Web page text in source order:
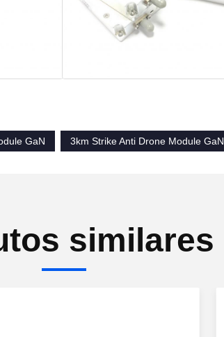
GaN
3km Strike Anti Drone Module GaN
similares